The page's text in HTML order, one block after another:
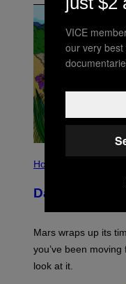
L
S
T
I
O
N
Horoscopes
Daily
Mars wraps up its
you’ve been
look at it.
VICE
our very